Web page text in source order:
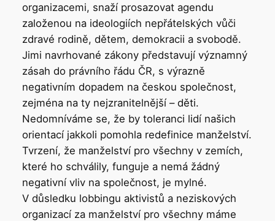
organizacemi, snaží prosazovat agendu
založenou na ideologiích nepřátelských vůči
zdravé rodině, dětem, demokracii a svobodě.
Jimi navrhované zákony představují významný
zásah do právního řádu ČR, s výrazně
negativním dopadem na českou společnost,
zejména na ty nejzranitelnější – děti.
Nedomníváme se, že by toleranci lidí našich
orientací jakkoli pomohla redefinice manželství.
Tvrzení, že manželství pro všechny v zemích,
které ho schválily, funguje a nemá žádný
negativní vliv na společnost, je mylné.
V důsledku lobbingu aktivistů a neziskových
organizací za manželství pro všechny máme